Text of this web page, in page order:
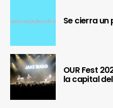
Se cierra
OUR Fest
la capital